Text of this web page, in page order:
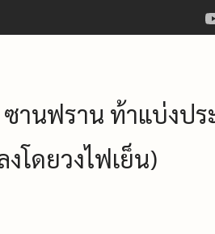
ซานฟราน ท้าแบ่งป
โดยวงไฟเย็น)